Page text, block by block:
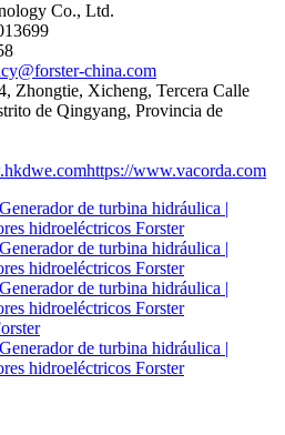
Co., Ltd.
china.com
Zhongtie, Xicheng, Tercera Calle
de Qingyang, Provincia de
https://www.vacorda.com